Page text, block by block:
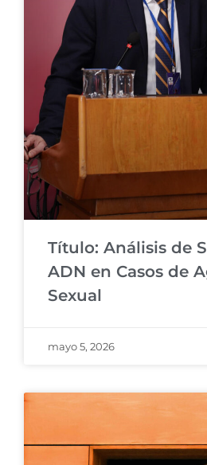
Título: Análisis de
ADN en Casos de
Sexual
mayo 5, 2026